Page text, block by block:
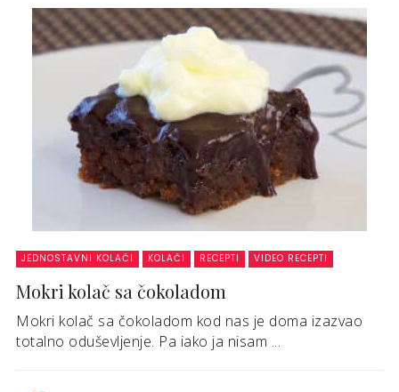
JEDNOSTAVNI KOLAČI KOLAČI RECEPTI VIDEO RECEPTI
Mokri kolač sa čokoladom
Mokri kolač sa čokoladom kod nas je doma izazvao
totalno oduševljenje. Pa iako ja nisam ...